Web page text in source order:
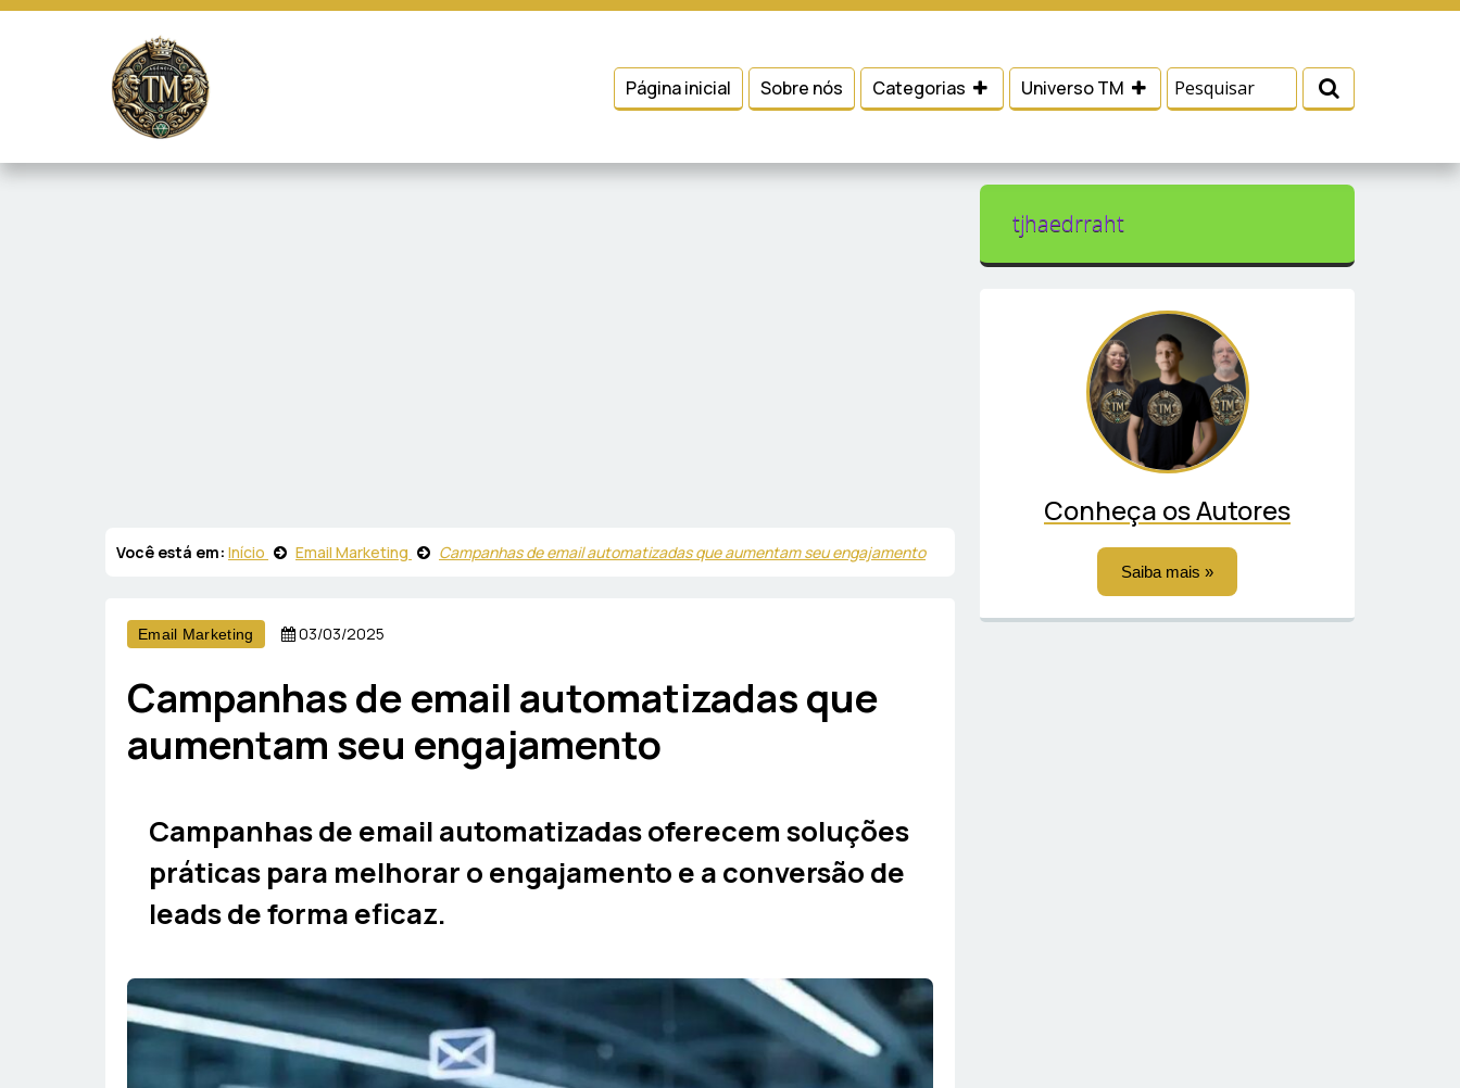
Página inicial Sobre nós Categorias Universo TM
Você está em: Início Email Marketing Campanhas de email automatizadas que aumentam seu engajamento
Email Marketing 03/03/2025
Campanhas de email automatizadas que
aumentam seu engajamento
Campanhas de email automatizadas oferecem soluções
práticas para melhorar o engajamento e a conversão de
leads de forma eficaz.
tjhaedrraht
Conheça os Autores
Saiba mais »
marketing e fornecer conteúdo de terceiros. Leia mais em